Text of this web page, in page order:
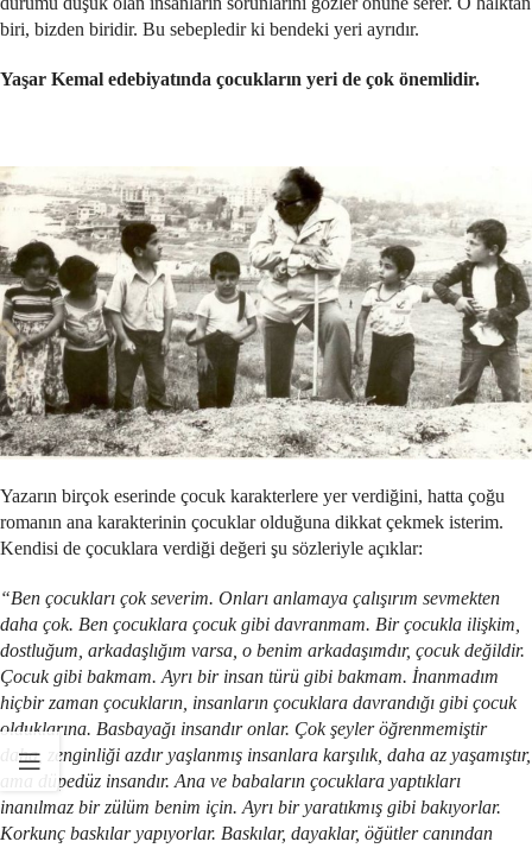
biri, bizden biridir. Bu sebepledir ki bendeki yeri ayrıdır.
Yaşar Kemal edebiyatında çocukların yeri de çok önemlidir.
Yazarın birçok eserinde çocuk karakterlere yer verdiğini, hatta çoğu
romanın ana karakterinin çocuklar olduğuna dikkat çekmek isterim.
Kendisi de çocuklara verdiği değeri şu sözleriyle açıklar:
“Ben çocukları çok severim. Onları anlamaya çalışırım sevmekten
daha çok. Ben çocuklara çocuk gibi davranmam. Bir çocukla ilişkim,
dostluğum, arkadaşlığım varsa, o benim arkadaşımdır, çocuk değildir.
Çocuk gibi bakmam. Ayrı bir insan türü gibi bakmam. İnanmadım
hiçbir zaman çocukların, insanların çocuklara davrandığı gibi çocuk
olduklarına. Basbayağı insandır onlar. Çok şeyler öğrenmemiştir
daha, zenginliği azdır yaşlanmış insanlara karşılık, daha az yaşamıştır,
ama düpedüz insandır. Ana ve babaların çocuklara yaptıkları
inanılmaz bir zülüm benim için. Ayrı bir yaratıkmış gibi bakıyorlar.
Korkunç baskılar yapıyorlar. Baskılar, dayaklar, öğütler canından